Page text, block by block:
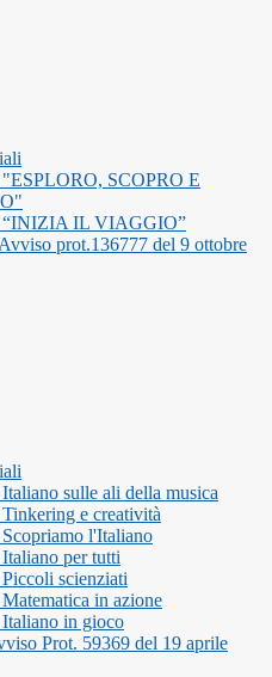
SCOPRO E
“INIZIA IL VIAGGIO”
prot.136777 del 9 ottobre
sulle ali della musica
e creatività
l'Italiano
per tutti
scienziati
in azione
in gioco
Prot. 59369 del 19 aprile